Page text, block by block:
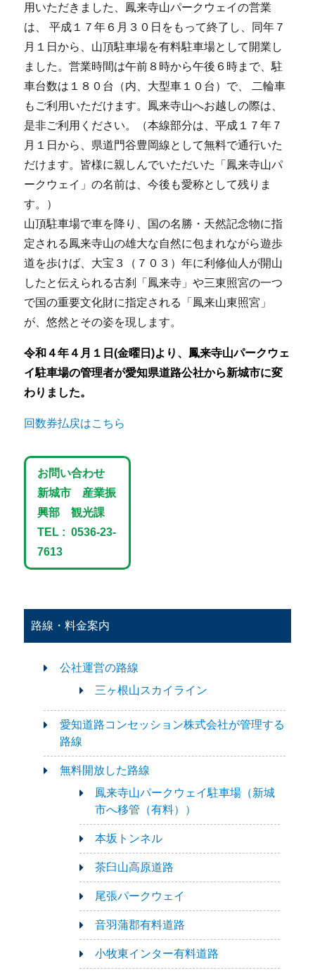
用いただきました、鳳来寺山パークウェイの営業
は、 平成１７年６月３０日をもって終了し、同年７
月１日から、山頂駐車場を有料駐車場として開業し
ました。営業時間は午前８時から午後６時まで、駐
車台数は１８０台（内、大型車１０台）で、 二輪車
もご利用いただけます。鳳来寺山へお越しの際は、
是非ご利用ください。（本線部分は、平成１７年７
月１日から、県道門谷豊岡線として無料で通行いた
だけます。皆様に親しんでいただいた「鳳来寺山パ
ークウェイ」の名前は、今後も愛称として残りま
す。）
山頂駐車場で車を降り、国の名勝・天然記念物に指
定される鳳来寺山の雄大な自然に包まれながら遊歩
道を歩けば、大宝３（７０３）年に利修仙人が開山
したと伝えられる古刹「鳳来寺」や三東照宮の一つ
で国の重要文化財に指定される「鳳来山東照宮」
が、悠然とその姿を現します。
令和４年４月１日(金曜日)より、鳳来寺山パークウェ
イ駐車場の管理者が愛知県道路公社から新城市に変
わりました。
回数券払戻はこちら
お問い合わせ
新城市 産業振
興部 観光課
TEL : 0536-23-
7613
路線・料金案内
公社運営の路線
三ヶ根山スカイライン
愛知道路コンセッション株式会社が管理する
路線
無料開放した路線
鳳来寺山パークウェイ駐車場（新城
市へ移管（有料））
本坂トンネル
茶臼山高原道路
尾張パークウェイ
音羽蒲郡有料道路
小牧東インター有料道路